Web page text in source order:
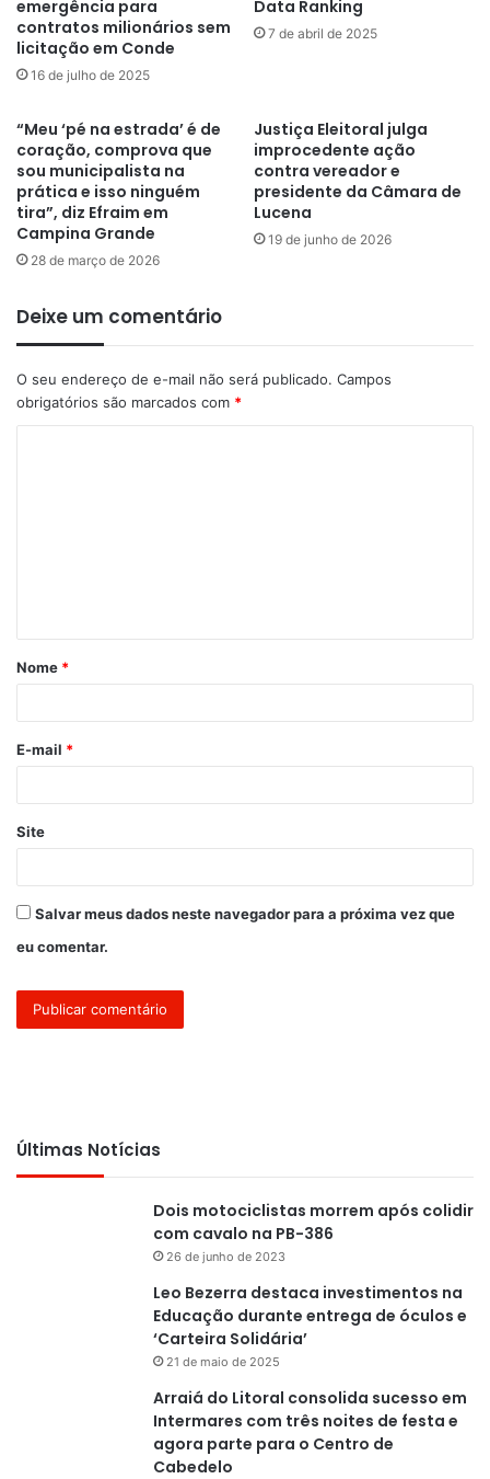
emergência para
contratos milionários sem
licitação em Conde
16 de julho de 2025
Data Ranking
7 de abril de 2025
“Meu ‘pé na estrada’ é de
coração, comprova que
sou municipalista na
prática e isso ninguém
tira”, diz Efraim em
Campina Grande
28 de março de 2026
Justiça Eleitoral julga
improcedente ação
contra vereador e
presidente da Câmara de
Lucena
19 de junho de 2026
Deixe um comentário
O seu endereço de e-mail não será publicado. Campos
obrigatórios são marcados com *
á
r
*
Nome *
E-mail *
Site
Salvar meus dados neste navegador para a próxima vez que
eu comentar.
Últimas Notícias
Dois motociclistas morrem após colidir
com cavalo na PB-386
26 de junho de 2023
Leo Bezerra destaca investimentos na
Educação durante entrega de óculos e
‘Carteira Solidária’
21 de maio de 2025
Arraiá do Litoral consolida sucesso em
Intermares com três noites de festa e
agora parte para o Centro de
Cabedelo